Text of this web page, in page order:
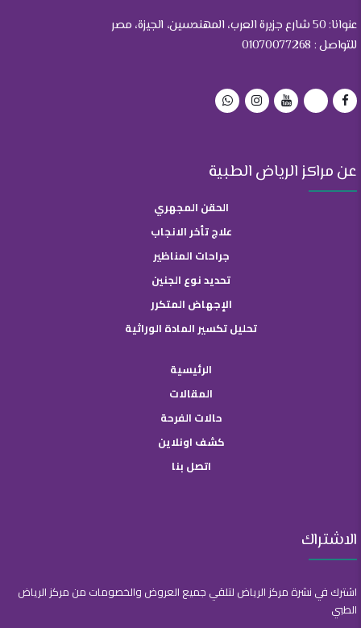
عنوانا: 50 شارع جزيرة العرب، المهندسين، الجيزة، مصر
للتواصل : 01070077268
عن مراكز الرياض الطبية
الحقن المجهري
علاج تأخر الانجاب
جراحات المناظير
تحديد نوع الجنين
الإجهاض المتكرر
تحليل تكسير المادة الوراثية
الرئيسية
المقالات
حالات الفرحة
كشف اونلاين
اتصل بنا
الاشتراك
اشترك في نشرة مركز الرياض لتلقي جميع العروض والخصومات من مركز الرياض
الطبي